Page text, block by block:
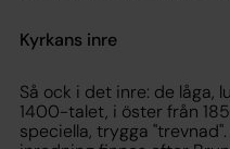
Kyrkans inre
Så ock i det inre: de låga,
1400-talet, i öster från
speciella, trygga